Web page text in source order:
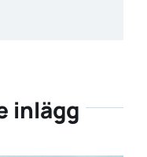
inlägg